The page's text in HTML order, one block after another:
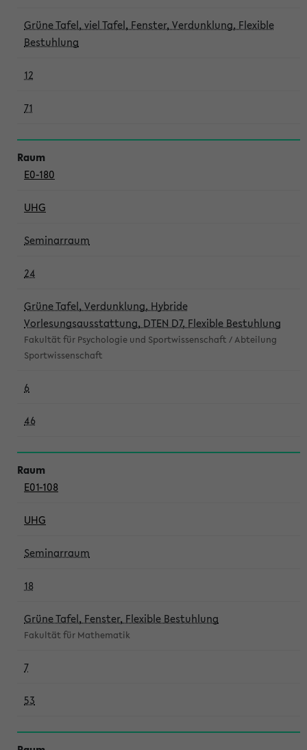
Grüne Tafel, viel Tafel, Fenster, Verdunklung, Flexible
Bestuhlung
12
71
E0-180
UHG
Seminarraum
24
Grüne Tafel, Verdunklung, Hybride
Vorlesungsausstattung, DTEN D7, Flexible Bestuhlung
Fakultät für Psychologie und Sportwissenschaft / Abteilung
Sportwissenschaft
6
46
E01-108
UHG
Seminarraum
18
Grüne Tafel, Fenster, Flexible Bestuhlung
Fakultät für Mathematik
7
53